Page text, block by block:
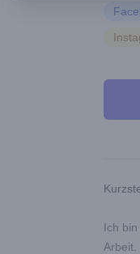
Ich
Arbeit.